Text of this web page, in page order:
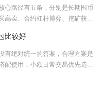
心路径有五条，分别是长期囤币
高卖、合约杠杆博弈、挖矿获取
比较好
有绝对统一的答案，合理方案是
配使用，小额日常交易优先选择